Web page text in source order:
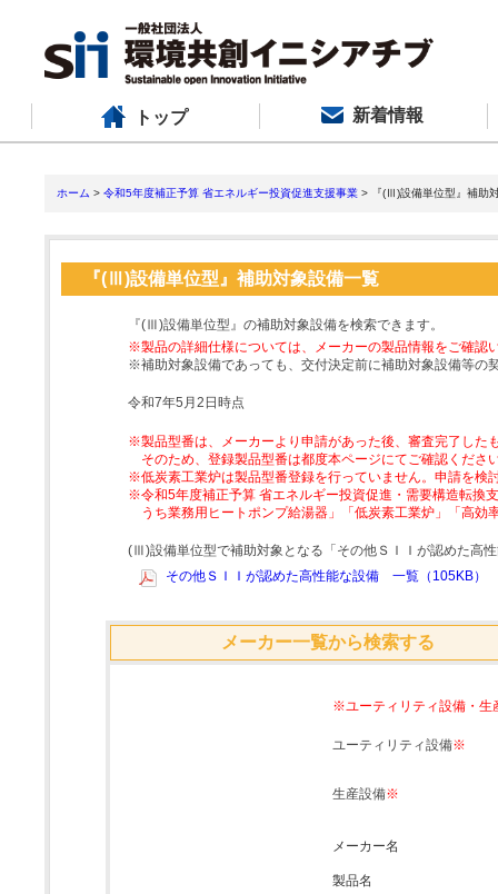
トップ 新着情報
ホーム > 令和5年度補正予算 省エネルギー投資促進支援事業 > 『(Ⅲ)設備単位型』補助
『(Ⅲ)設備単位型』補助対象設備一覧
『(Ⅲ)設備単位型』の補助対象設備を検索できます。
※製品の詳細仕様については、メーカーの製品情報をご確認
※補助対象設備であっても、交付決定前に補助対象設備等の
令和7年5月2日時点
※製品型番は、メーカーより申請があった後、審査完了した
そのため、登録製品型番は都度本ページにてご確認くださ
※低炭素工業炉は製品型番登録を行っていません。申請を検
※令和5年度補正予算 省エネルギー投資促進・需要構造転換
うち業務用ヒートポンプ給湯器」「低炭素工業炉」「高
(Ⅲ)設備単位型で補助対象となる「その他ＳＩＩが認めた高
その他ＳＩＩが認めた高性能な設備 一覧（105KB）
メーカー一覧から検索する
※ユーティリティ設備・生
ユーティリティ設備※
生産設備※
メーカー名
製品名